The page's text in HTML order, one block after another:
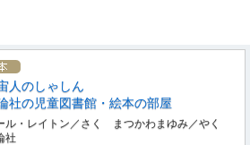
人のしゃしん
社の児童図書館・絵本の部屋
ル・レイトン／さく まつかわまゆみ／やく
社